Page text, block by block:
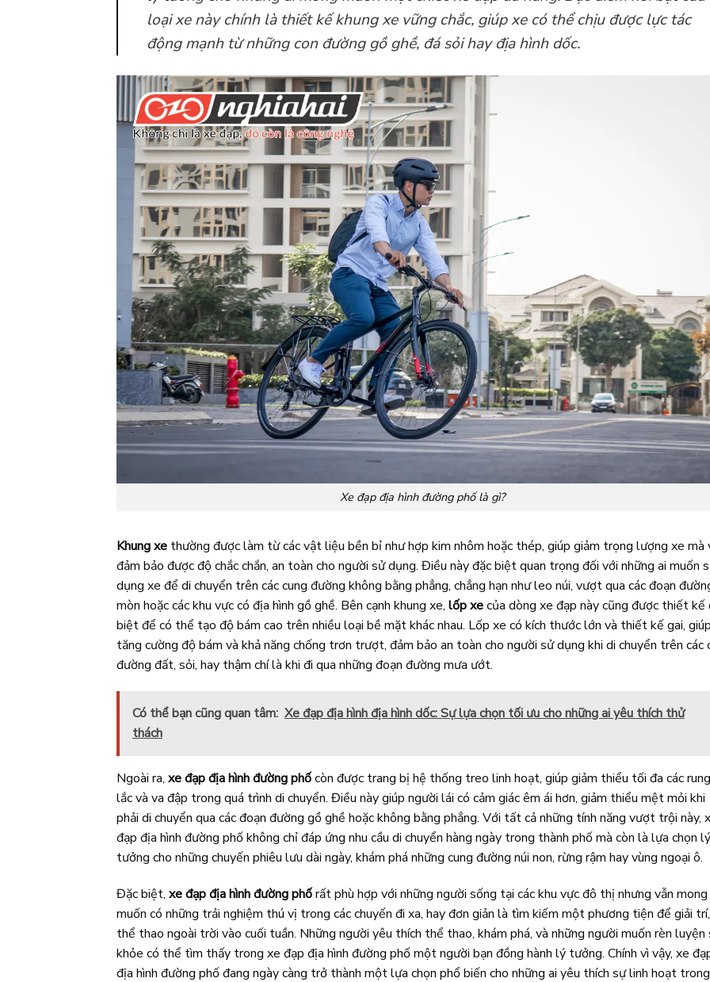
loại xe này chính là thiết kế khung xe vững chắc, giúp xe có thể chịu được lực tác
động mạnh từ những con đường gồ ghề, đá sỏi hay địa hình dốc.
Xe đạp địa hình đường phố là gì?
Khung xe thường được làm từ các vật liệu bền bỉ như hợp kim nhôm hoặc thép, giúp giảm trọng lượng xe mà
đảm bảo được độ chắc chắn, an toàn cho người sử dụng. Điều này đặc biệt quan trọng đối với những ai muốn
dụng xe để di chuyển trên các cung đường không bằng phẳng, chẳng hạn như leo núi, vượt qua các đoạn
mòn hoặc các khu vực có địa hình gồ ghề. Bên cạnh khung xe, lốp xecủa dòng xe đạp này cũng được thiết kế
biệt để có thể tạo độ bám cao trên nhiều loại bề mặt khác nhau. Lốp xe có kích thước lớn và thiết kế gai, giúp
tăng cường độ bám và khả năng chống trơn trượt, đảm bảo an toàn cho người sử dụng khi di chuyển trên các
đường đất, sỏi, hay thậm chí là khi đi qua những đoạn đường mưa ướt.
Có thể bạn cũng quan tâm: Xe đạp địa hình địa hình dốc: Sự lựa chọn tối ưu cho những ai yêu thích thử
thách
Ngoài ra, xe đạp địa hình đường phốcòn được trang bị hệ thống treo linh hoạt, giúp giảm thiểu tối đa các rung
lắc và va đập trong quá trình di chuyển. Điều này giúp người lái có cảm giác êm ái hơn, giảm thiểu mệt mỏi khi
phải di chuyển qua các đoạn đường gồ ghề hoặc không bằng phẳng. Với tất cả những tính năng vượt trội này,
đạp địa hình đường phố không chỉ đáp ứng nhu cầu di chuyển hàng ngày trong thành phố mà còn là lựa chọn lý
tưởng cho những chuyến phiêu lưu dài ngày, khám phá những cung đường núi non, rừng rậm hay vùng ngoại ô.
Đặc biệt, xe đạp địa hình đường phốrất phù hợp với những người sống tại các khu vực đô thị nhưng vẫn mong
muốn có những trải nghiệm thú vị trong các chuyến đi xa, hay đơn giản là tìm kiếm một phương tiện để giải trí,
thể thao ngoài trời vào cuối tuần. Những người yêu thích thể thao, khám phá, và những người muốn rèn luyện
khỏe có thể tìm thấy trong xe đạp địa hình đường phố một người bạn đồng hành lý tưởng. Chính vì vậy, xe
địa hình đường phố đang ngày càng trở thành một lựa chọn phổ biến cho những ai yêu thích sự linh hoạt trong